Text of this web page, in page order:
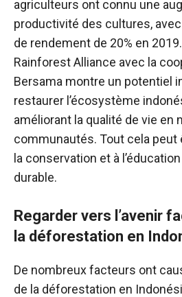
agriculteurs ont connu une
productivité des cultures,
de rendement de 20% en
Rainforest Alliance avec la
Bersama montre un potentiel
restaurer l’écosystème
améliorant la qualité de vie en
communautés. Tout cela peut
la conservation et à
durable.
Regarder vers l’avenir
la déforestation en
De nombreux facteurs ont
de la déforestation en